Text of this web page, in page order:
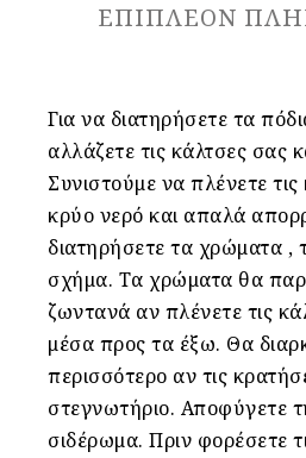
ΕΠΙΠΛΈΟΝ
Για να διατηρήσετε τα
αλλάζετε τις κάλτσες σας
Συνιστούμε να πλένετε
κρύο νερό και απαλά
διατηρήσετε τα χρώματα ,
σχήμα. Τα χρώματα θα
ζωντανά αν πλένετε τις
μέσα προς τα έξω. Θα
περισσότερο αν τις
στεγνωτήριο. Αποφύγετε
σιδέρωμα. Πριν φορέσετε